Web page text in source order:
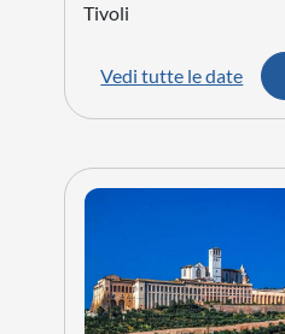
Tivoli
Vedi tutte le date